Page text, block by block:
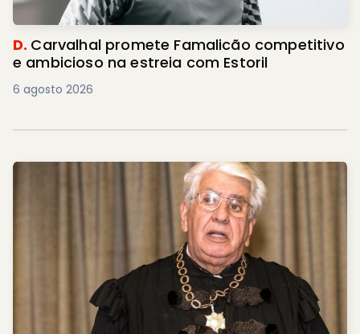
D. Carvalhal promete Famalicão competitivo
e ambicioso na estreia com Estoril
6 agosto 2026